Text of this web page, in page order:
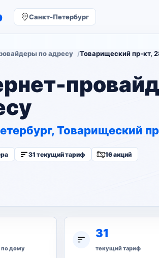
Санкт-Петербург
по адресу Товарищеский пр-кт,
Товарищеский
31 текущий тариф 16 акций
по дому
31
текущий тариф